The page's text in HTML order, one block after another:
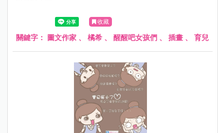
收藏
關鍵字： 圖文作家 、 橘希 、 醒醒吧女孩們 、 插畫 、 育兒